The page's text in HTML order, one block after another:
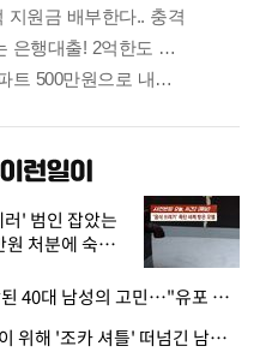
' 범인 잡았는
처분에 숙박업
· 직장 불륜 발각된 40대 남성의 고민…"유포 동료 명예훼손·협박죄 고소 가능할까"
· 재취업한 시누이 위해 '조카 셔틀' 떠넘긴 남편…아내 "난 못한다"